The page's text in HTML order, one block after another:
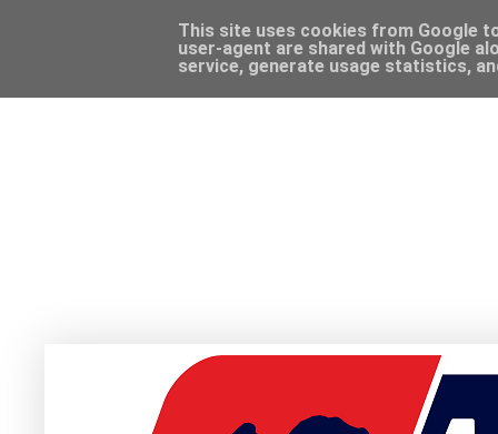
This site uses cookies from Google
user-agent are shared with Google
service, generate usage statistics,